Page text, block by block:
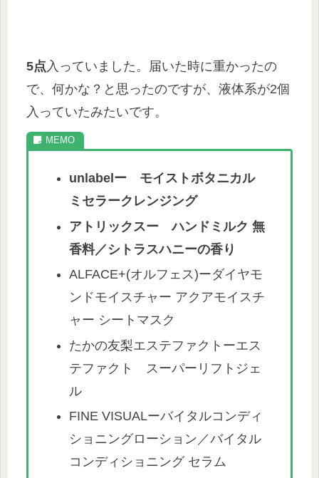
5点入っていました。届いた時に重かったの
で、何かな？と思ったのですが、液体系が2個
入っていたみたいです。
unlabelー モイストボタニカル
ミセラークレンジング
アトリックスー ハンドミルク 無
香料／シトラスハニーの香り
ALFACE+(オルフェス)ーダイヤモ
ンドモイスチャー アクアモイスチ
ャー シートマスク
たかの友梨エステファクトーエス
テファクト スーパーリフトジェ
ル
FINE VISUALーバイタルコンディ
ショニングローション／バイタル
コンディショニング セラム